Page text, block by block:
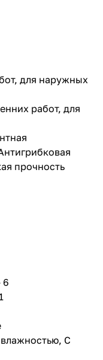
для наружных
работ, для
прочность
6
С